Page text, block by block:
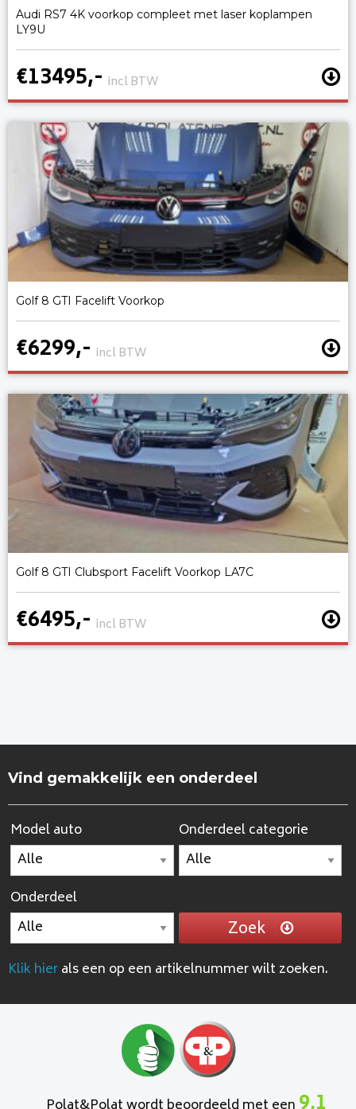
Audi RS7 4K voorkop compleet met laser koplampen
LY9U
€13495,- incl BTW
Golf 8 GTI Facelift Voorkop
€6299,- incl BTW
Golf 8 GTI Clubsport Facelift Voorkop LA7C
€6495,- incl BTW
Vind gemakkelijk een onderdeel
Model auto Onderdeel categorie
Onderdeel
Zoek
Klik hierals een op een artikelnummer wilt zoeken.